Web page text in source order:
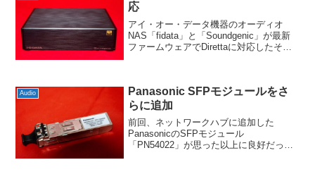
応
アイ・オー・データ機器のオーディオ
NAS「fidata」と「Soundgenic」が最新
ファームウェアでDirettaに対応したそう
Audio
Panasonic SFPモジュールをさ
らに追加
前回、ネットワークハブに追加した
PanasonicのSFPモジュール
「PN54022」が思った以上に良好だった